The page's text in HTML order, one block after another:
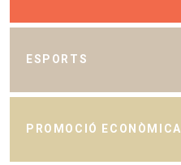
ESPORTS
PROMOCIÓ ECONÒMICA